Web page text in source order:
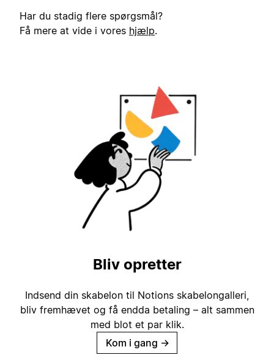
Har du stadig flere spørgsmål?
Få mere at vide i vores hjælp.
Bliv opretter
Indsend din skabelon til Notions skabelongalleri,
bliv fremhævet og få endda betaling – alt sammen
med blot et par klik.
Kom i gang →